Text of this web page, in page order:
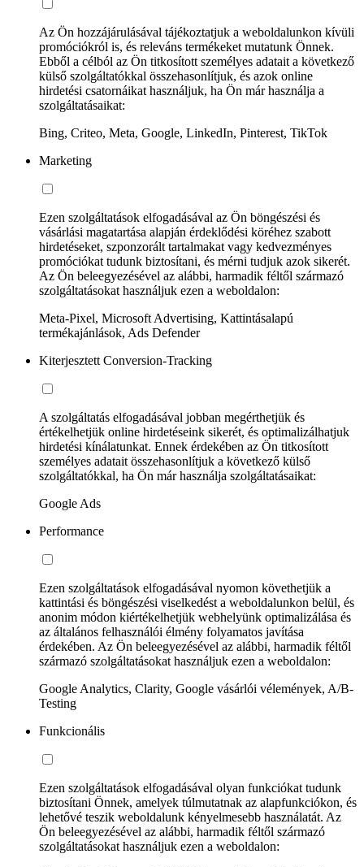
Az Ön hozzájárulásával tájékoztatjuk a weboldalunkon kívüli
promóciókról is, és releváns termékeket mutatunk Önnek.
Ebből a célból az Ön titkosított személyes adatait a következő
külső szolgáltatókkal összehasonlítjuk, és azok online
hirdetési csatornáikat használjuk, ha Ön már használja a
szolgáltatásaikat:
Bing, Criteo, Meta, Google, LinkedIn, Pinterest, TikTok
Marketing
Ezen szolgáltatások elfogadásával az Ön böngészési és
vásárlási magatartása alapján érdeklődési köréhez szabott
hirdetéseket, szponzorált tartalmakat vagy kedvezményes
promóciókat tudunk biztosítani, és mérni tudjuk azok sikerét.
Az Ön beleegyezésével az alábbi, harmadik féltől származó
szolgáltatásokat használjuk ezen a weboldalon:
Meta-Pixel, Microsoft Advertising, Kattintásalapú
termékajánlások, Ads Defender
Kiterjesztett Conversion-Tracking
A szolgáltatás elfogadásával jobban megérthetjük és
értékelhetjük online hirdetéseink sikerét, és optimalizálhatjuk
hirdetési kínálatunkat. Ennek érdekében az Ön titkosított
személyes adatait összehasonlítjuk a következő külső
szolgáltatókkal, ha Ön már használja szolgáltatásaikat:
Google Ads
Performance
Ezen szolgáltatások elfogadásával nyomon követhetjük a
kattintási és böngészési viselkedést a weboldalunkon belül, és
anonim módon kiértékelhetjük webhelyünk optimalizálása és
az általános felhasználói élmény folyamatos javítása
érdekében. Az Ön beleegyezésével az alábbi, harmadik féltől
származó szolgáltatásokat használjuk ezen a weboldalon:
Google Analytics, Clarity, Google vásárlói vélemények, A/B-
Testing
Funkcionális
Ezen szolgáltatások elfogadásával olyan funkciókat tudunk
biztosítani Önnek, amelyek túlmutatnak az alapfunkciókon, és
lehetővé teszik weboldalunk kényelmesebb használatát. Az
Ön beleegyezésével az alábbi, harmadik féltől származó
szolgáltatásokat használjuk ezen a weboldalon: